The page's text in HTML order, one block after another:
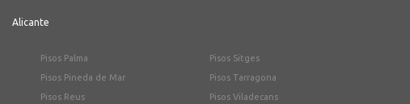
Alicante
Pisos Palma
Pisos Pineda de Mar
Pisos Reus
Pisos Sitges
Pisos Tarragona
Pisos Viladecans